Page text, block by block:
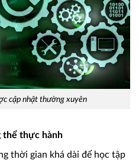
cập nhật thường xuyên
thể thực hành
thời gian khá dài để học tập